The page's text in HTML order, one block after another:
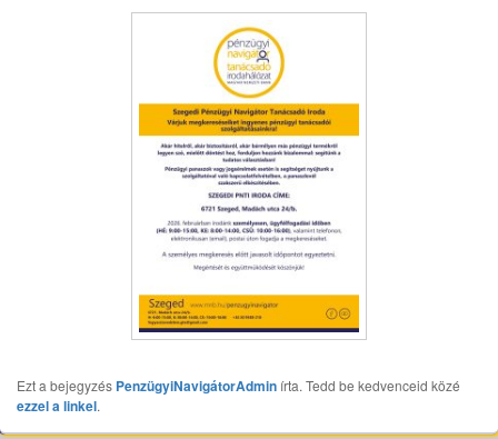
Ezt a bejegyzés PenzügyiNavigátorAdmin írta. Tedd be kedvenceid közé
ezzel a linkel.